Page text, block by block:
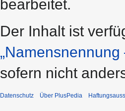
bearbeitet.
Der Inhalt ist
sofern nicht
Datenschutz Über PlusPedia